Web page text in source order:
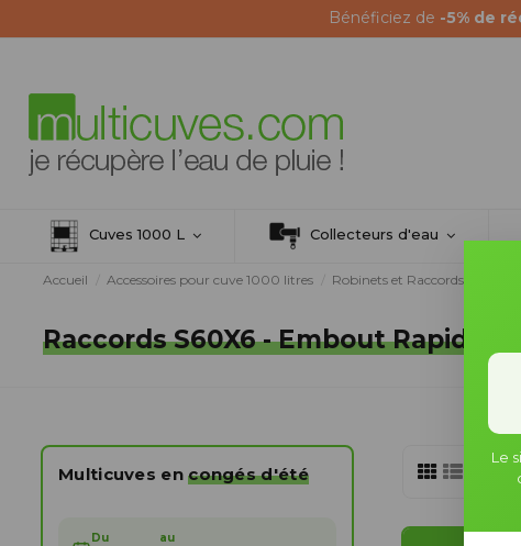
Bénéficiez de -5% de
Cuves 1000 L Collecteurs d'eau
Accueil Accessoires pour cuve 1000 litres Robinets et Raccords S60X6
Raccords S60X6 - Embout Rapide
Multicuves encongés d'été
Du au
Le